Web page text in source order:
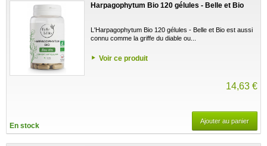
Harpagophytum Bio 120 gélules - Belle et Bio
L'Harpagophytum Bio 120 gélules - Belle et Bio est aussi
connu comme la griffe du diable ou...
Voir ce produit
14,63 €
En stock
Ajouter au panier